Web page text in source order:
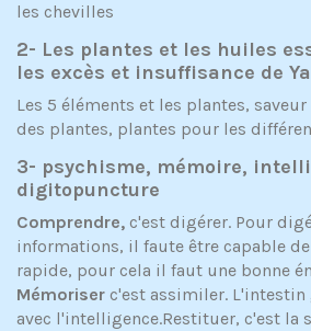
les chevilles
2- Les plantes et les huiles
les excès et insuffisance de
Les 5 éléments et les plantes,
des plantes, plantes pour les
3- psychisme, mémoire,
digitopuncture
Comprendre, c'est digérer. Pour
informations, il faute être capable
rapide, pour cela il faut une bonne
Mémoriser c'est assimiler. L'intestin
avec l'intelligence.Restituer, c'est la